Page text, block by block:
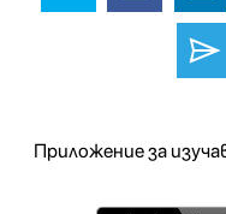
Приложение за